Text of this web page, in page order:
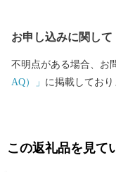
お申し込みに関して
不明点がある場合、お
AQ）」 に掲載しており
この返礼品を見て